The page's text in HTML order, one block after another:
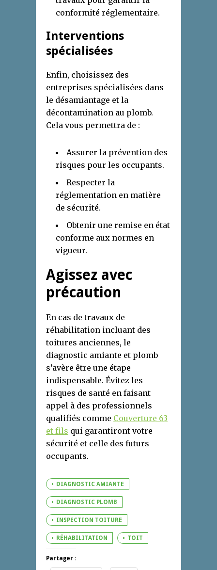
conformité réglementaire.
Interventions
spécialisées
Enfin, choisissez des
entreprises spécialisées dans
le désamiantage et la
décontamination au plomb.
Cela vous permettra de :
Assurer la prévention des
risques pour les occupants.
Respecter la
réglementation en matière
de sécurité.
Obtenir une remise en état
conforme aux normes en
vigueur.
Agissez avec
précaution
En cas de travaux de
réhabilitation incluant des
toitures anciennes, le
diagnostic amiante et plomb
s’avère être une étape
indispensable. Évitez les
risques de santé en faisant
appel à des professionnels
qualifiés comme Couverture 63
et fils qui garantiront votre
sécurité et celle des futurs
occupants.
DIAGNOSTIC AMIANTE
DIAGNOSTIC PLOMB
INSPECTION TOITURE
RÉHABILITATION TOIT
Partager :